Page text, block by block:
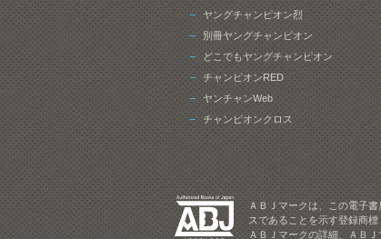
ヤングチャンピオン烈
別冊ヤングチャンピオン
どこでもヤングチャンピオン
チャンピオンRED
ヤンチャンWeb
チャンピオンクロス
ＡＢＪマークは、この電子
スであることを示す登録商
ＡＢＪマークの詳細、ＡＢ